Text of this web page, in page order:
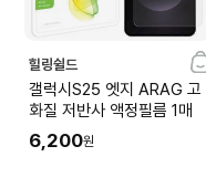
힐링쉴드
갤럭시S25 엣지 ARAG 고
화질 저반사 액정필름 1매
6,200원